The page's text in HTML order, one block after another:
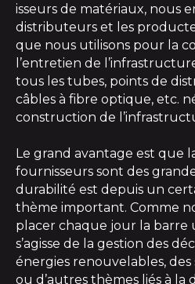
isseurs de matériaux, nous
distributeurs et les
que nous utilisons pour la
l’entretien de
tous les tubes, points de
câbles à fibre optique, etc.
construction de
Le grand avantage est que
fournisseurs sont des
durabilité est depuis un
thème important. Comme
placer chaque jour la barre
s’agisse de la gestion des
énergies renouvelables,
ou d’autres thèmes liés à la